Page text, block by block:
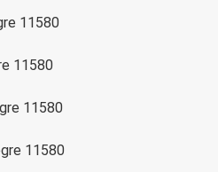
11580
11580
11580
11580